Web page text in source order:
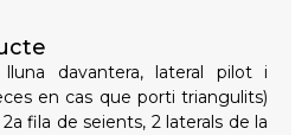
davantera, lateral pilot i
en cas que porti triangulits)
fila de seients, 2 laterals de la